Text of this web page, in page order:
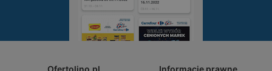
Ofertolino.pl Informacje prawne